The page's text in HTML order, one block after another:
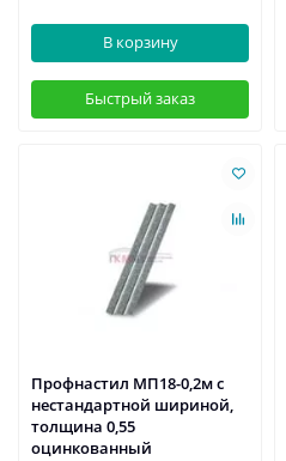
В корзину
Быстрый заказ
Профнастил МП18-0,2м с
нестандартной шириной,
толщина 0,55
оцинкованный